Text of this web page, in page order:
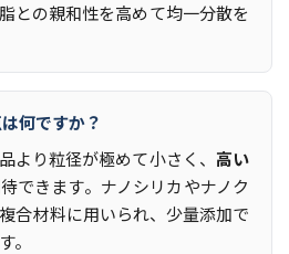
との親和性を高めて均一分散を
何ですか？
より粒径が極めて小さく、 高い
できます。ナノシリカやナノク
合材料に用いられ、少量添加で
。